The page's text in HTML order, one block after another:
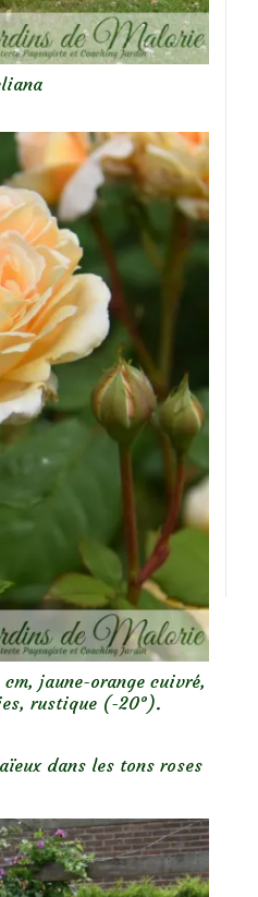
jaune-orange cuivré,
rustique (-20°).
dans les tons roses